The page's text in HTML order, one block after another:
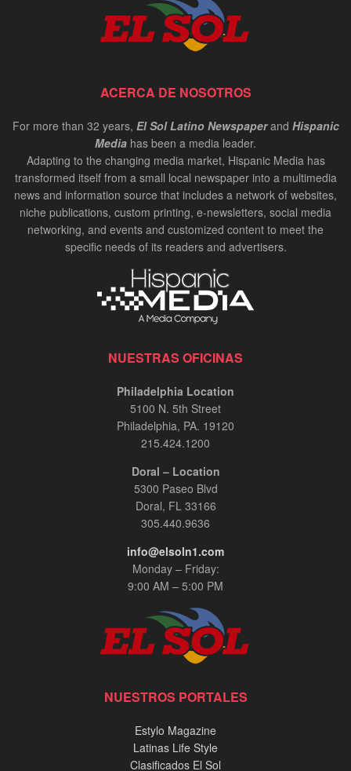
ACERCA DE NOSOTROS
For more than 32 years, El Sol Latino Newspaperand Hispanic
Media has been a media leader.
Adapting to the changing media market, Hispanic Media has
transformed itself from a small local newspaper into a multimedia
news and information source that includes a network of websites,
niche publications, custom printing, e-newsletters, social media
networking, and events and customized content to meet the
specific needs of its readers and advertisers.
NUESTRAS OFICINAS
Philadelphia Location
5100 N. 5th Street
Philadelphia, PA. 19120
215.424.1200
Doral – Location
5300 Paseo Blvd
Doral, FL 33166
305.440.9636
info@elsoln1.com
Monday – Friday:
9:00 AM – 5:00 PM
NUESTROS PORTALES
Estylo Magazine
Latinas Life Style
Clasificados El Sol